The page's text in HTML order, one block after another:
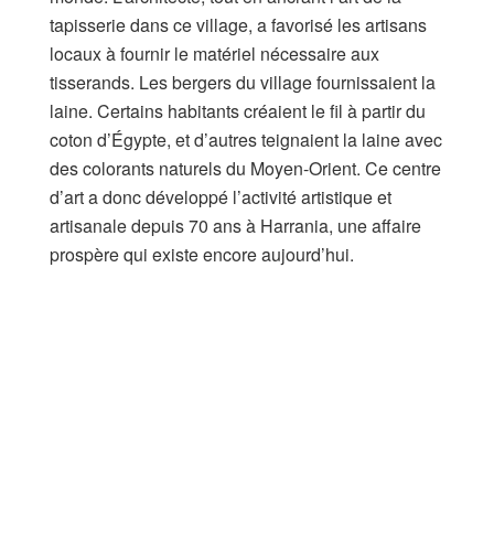
tapisserie dans ce village, a favorisé les artisans
locaux à fournir le matériel nécessaire aux
tisserands. Les bergers du village fournissaient la
laine. Certains habitants créaient le fil à partir du
coton d’Égypte, et d’autres teignaient la laine avec
des colorants naturels du Moyen-Orient. Ce centre
d’art a donc développé l’activité artistique et
artisanale depuis 70 ans à Harrania, une affaire
prospère qui existe encore aujourd’hui.